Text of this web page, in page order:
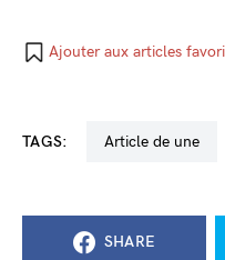
Ajouter aux articles
TAGS: Article de une
SHARE